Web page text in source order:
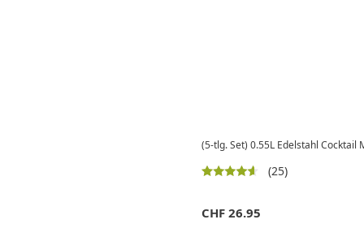
(5-tlg. Set) 0.55L Edelstahl Cocktail
(25)
CHF 26.95